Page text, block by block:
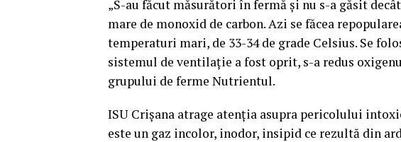
„S-au făcut măsurători în fermă şi nu s-a găsit
mare de monoxid de carbon. Azi se făcea
temperaturi mari, de 33-34 de grade Celsius. Se
sistemul de ventilaţie a fost oprit, s-a redus
grupului de ferme Nutrientul.
ISU Crişana atrage atenţia asupra pericolului
este un gaz incolor, inodor, insipid ce rezultă din